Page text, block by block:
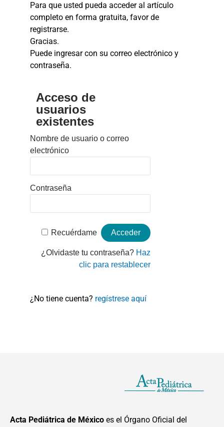
Para que usted pueda acceder al artículo
completo en forma gratuita, favor de
registrarse.
Gracias.
Puede ingresar con su correo electrónico y
contraseña.
Acceso de
usuarios
existentes
Nombre de usuario o correo
electrónico
Contraseña
Recuérdame
¿Olvidaste tu contraseña? Haz
clic para restablecer
¿No tiene cuenta? regístrese aquí
Acta Pediátrica de México es el Órgano Oficial del